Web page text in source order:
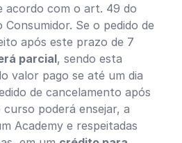
acordo com o art. 49 do
Consumidor. Se o pedido de
após este prazo de 7
parcial, sendo esta
valor pago se até um dia
de cancelamento após
poderá ensejar, a
Academy e respeitadas